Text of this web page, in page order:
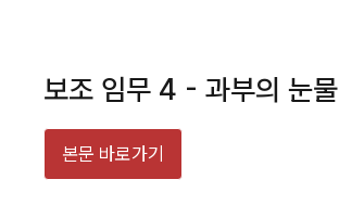
보조 임무 4 - 과부의 눈물
본문 바로가기